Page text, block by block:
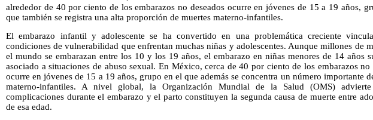
alrededor de 40 por ciento de los embarazos no deseados ocurre en jóvenes de 15 a 19 años,
que también se registra una alta proporción de muertes materno-infantiles.
El embarazo infantil y adolescente se ha convertido en una problemática creciente
condiciones de vulnerabilidad que enfrentan muchas niñas y adolescentes. Aunque millones de
el mundo se embarazan entre los 10 y los 19 años, el embarazo en niñas menores de 14 años
asociado a situaciones de abuso sexual. En México, cerca de 40 por ciento de los embarazos no
ocurre en jóvenes de 15 a 19 años, grupo en el que además se concentra un número importante
materno-infantiles. A nivel global, la Organización Mundial de la Salud (OMS)
complicaciones durante el embarazo y el parto constituyen la segunda causa de muerte entre
de esa edad.